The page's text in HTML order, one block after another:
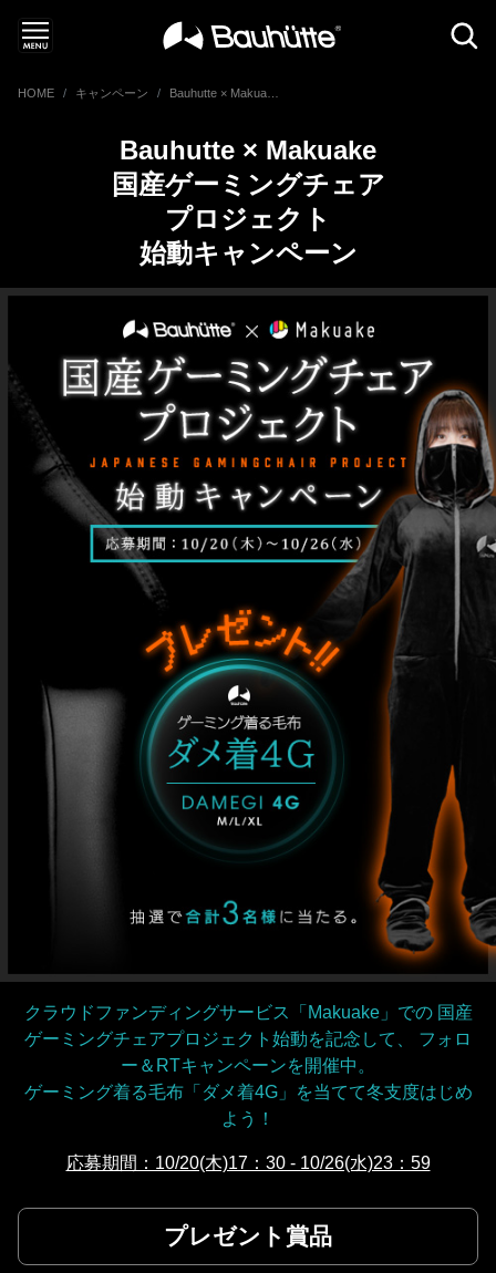
HOME キャンペーン
Bauhutte × Makuake
国産ゲーミングチェア
プロジェクト
始動キャンペーン
クラウドファンディングサービス「Makuake」での国産
ゲーミングチェアプロジェクト始動を記念して、
フォロ
ー＆RTキャンペーンを開催中。
ゲーミング着る毛布「ダメ着4G」を当てて冬支度はじめ
よう！
応募期間：10/20(木)17：30 - 10/26(水)23：59
プレゼント賞品